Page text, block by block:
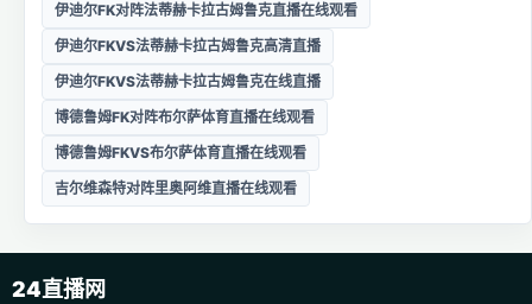
伊迪尔FK对阵法蒂赫卡拉古姆鲁克直播在线观看
伊迪尔FKVS法蒂赫卡拉古姆鲁克高清直播
伊迪尔FKVS法蒂赫卡拉古姆鲁克在线直播
博德鲁姆FK对阵布尔萨体育直播在线观看
博德鲁姆FKVS布尔萨体育直播在线观看
吉尔维森特对阵里奥阿维直播在线观看
24直播网